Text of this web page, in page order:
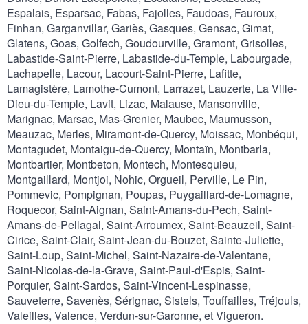
Espalais, Esparsac, Fabas, Fajolles, Faudoas, Fauroux,
Finhan, Garganvillar, Gariès, Gasques, Gensac, Gimat,
Glatens, Goas, Golfech, Goudourville, Gramont, Grisolles,
Labastide-Saint-Pierre, Labastide-du-Temple, Labourgade,
Lachapelle, Lacour, Lacourt-Saint-Pierre, Lafitte,
Lamagistère, Lamothe-Cumont, Larrazet, Lauzerte, La Ville-
Dieu-du-Temple, Lavit, Lizac, Malause, Mansonville,
Marignac, Marsac, Mas-Grenier, Maubec, Maumusson,
Meauzac, Merles, Miramont-de-Quercy, Moissac, Monbéqui,
Montagudet, Montaigu-de-Quercy, Montaïn, Montbarla,
Montbartier, Montbeton, Montech, Montesquieu,
Montgaillard, Montjoi, Nohic, Orgueil, Perville, Le Pin,
Pommevic, Pompignan, Poupas, Puygaillard-de-Lomagne,
Roquecor, Saint-Aignan, Saint-Amans-du-Pech, Saint-
Amans-de-Pellagal, Saint-Arroumex, Saint-Beauzeil, Saint-
Cirice, Saint-Clair, Saint-Jean-du-Bouzet, Sainte-Juliette,
Saint-Loup, Saint-Michel, Saint-Nazaire-de-Valentane,
Saint-Nicolas-de-la-Grave, Saint-Paul-d'Espis, Saint-
Porquier, Saint-Sardos, Saint-Vincent-Lespinasse,
Sauveterre, Savenès, Sérignac, Sistels, Touffailles, Tréjouls,
Valeilles, Valence, Verdun-sur-Garonne, et Vigueron.